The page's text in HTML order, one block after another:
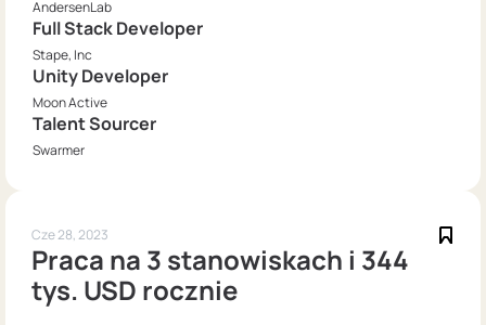
AndersenLab
Full Stack Developer
Stape, Inc
Unity Developer
Moon Active
Talent Sourcer
Swarmer
Cze 28, 2023
Praca na 3 stanowiskach i 344
tys. USD rocznie